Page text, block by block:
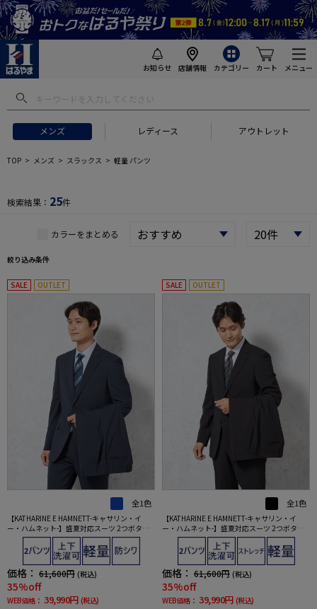
お知らせ 店舗情報 カテゴリー カート メニュー
メンズ レディース アウトレット
フトにおすすめ #セットアップ スーツ
TOP メンズ スラックス 軽量 パンツ
検索結果： 25件
カラーをまとめる
絞り込み条件
SALE OUTLET
全1色
【KATHARINE E HAMNETT-キャサリン・イ
ー・ハムネット-】盛夏対応スーツ 2つボタン
ツーパンツ 上下ウォッシャブル 軽量 ネイビー
ストライプ 春夏
価格： 61,600円 (税込)
35%off
WEB価格： 39,990円 (税込)
SALE OUTLET
全1色
【KATHARINE E HAMNETT-キャサリン・イ
ー・ハムネット-】盛夏対応スーツ 2つボタン
ツーパンツ 上下ウォッシャブル 軽量 ブラック
ストライプ 春夏
価格： 61,600円 (税込)
35%off
WEB価格： 39,990円 (税込)